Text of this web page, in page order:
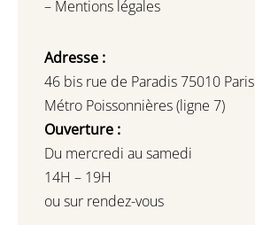
– Mentions légales
Adresse :
46 bis rue de Paradis 75010 Paris
Métro Poissonnières (ligne 7)
Ouverture :
Du mercredi au samedi
14H – 19H
ou sur rendez-vous